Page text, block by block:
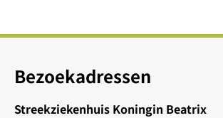
Bezoekadressen
Streekziekenhuis Koningin Beatrix